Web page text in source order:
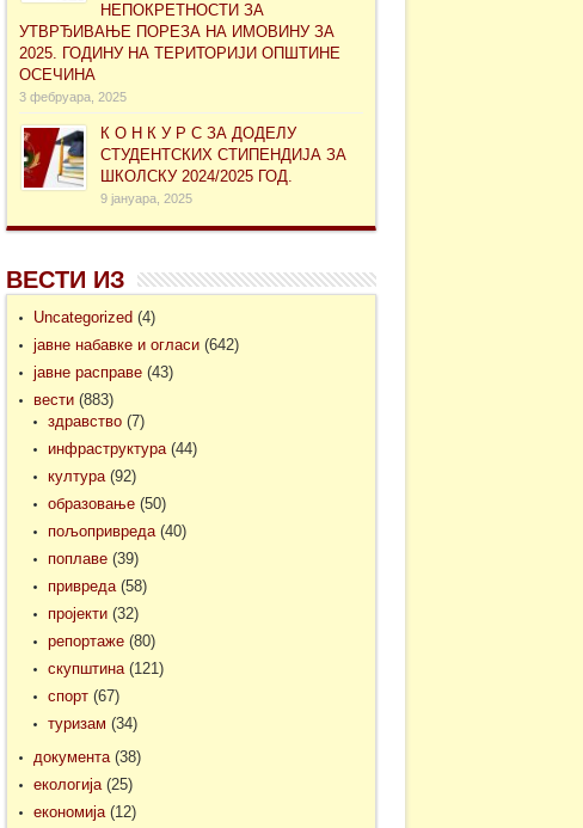
НЕПОКРЕТНОСТИ ЗА
УТВРЂИВАЊЕ ПОРЕЗА НА ИМОВИНУ ЗА
2025. ГОДИНУ НА ТЕРИТОРИЈИ ОПШТИНЕ
ОСЕЧИНА
3 фебруара, 2025
К О Н К У Р С ЗА ДОДЕЛУ
СТУДЕНТСКИХ СТИПЕНДИЈА ЗА
ШКОЛСКУ 2024/2025 ГОД.
9 јануара, 2025
ВЕСТИ ИЗ
Uncategorized (4)
јавне набавке и огласи(642)
јавне расправе(43)
вести(883)
здравство(7)
инфраструктура(44)
култура(92)
образовање(50)
пољопривреда(40)
поплаве(39)
привреда(58)
пројекти(32)
репортаже(80)
скупштина(121)
спорт(67)
туризам (34)
документа(38)
екологија(25)
економија(12)